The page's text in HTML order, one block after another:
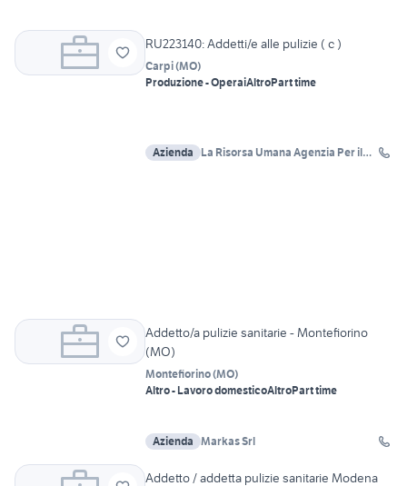
RU223140: Addetti/e alle pulizie ( c )
Carpi(MO)
Produzione - OperaiAltroPart time
Azienda
La Risorsa Umana Agenzia Per il
Addetto/a pulizie sanitarie - Montefiorino
(MO)
Montefiorino(MO)
Altro - Lavoro domesticoAltroPart time
Azienda Markas Srl
Addetto / addetta pulizie sanitarie Modena